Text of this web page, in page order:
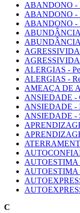
ABANDONO -
ABANDONO -
ABANDONO -
ABUNDÂNCIA
ALERGIAS -
ALERGIAS -
AMEAÇA DE
ANSIEDADE -
ANSIEDADE -
ANSIEDADE -
AUTOESTIMA
AUTOESTIMA
C